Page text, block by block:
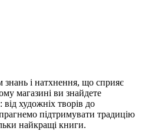
і натхнення, що сприяє
магазині ви знайдете
художніх творів до
підтримувати традицію
найкращі книги.